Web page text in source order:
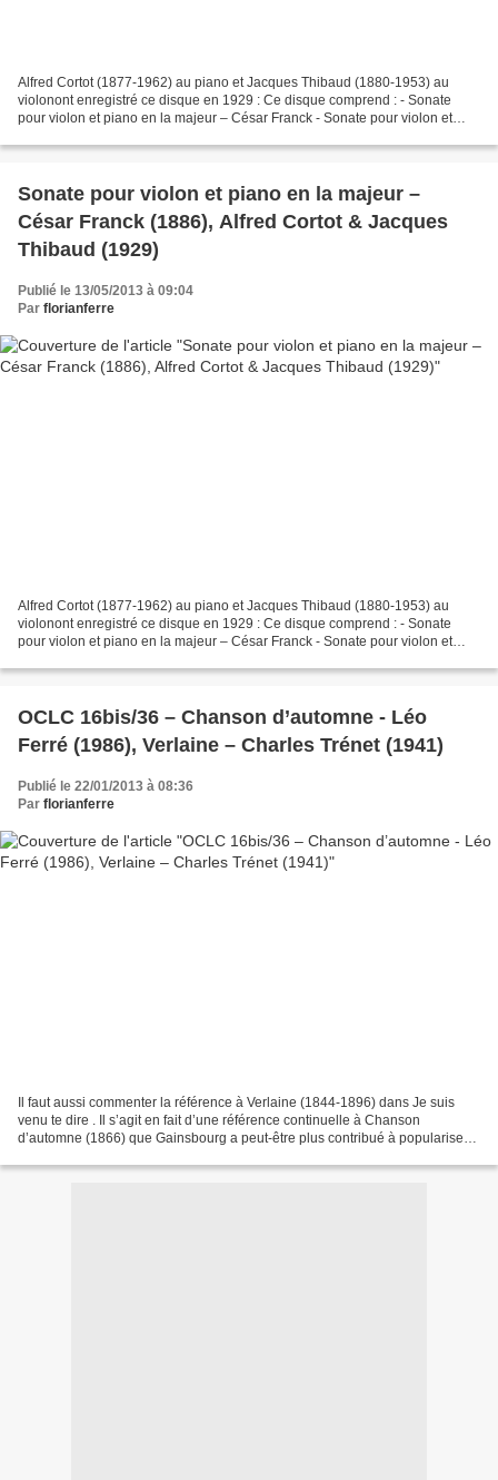
Alfred Cortot (1877-1962) au piano et Jacques Thibaud (1880-1953) au
violonont enregistré ce disque en 1929 : Ce disque comprend : - Sonate
pour violon et piano en la majeur – César Franck - Sonate pour violon et
Sonate pour violon et piano en la majeur –
César Franck (1886), Alfred Cortot & Jacques
Thibaud (1929)
Publié le 13/05/2013 à 09:04
Par florianferre
Alfred Cortot (1877-1962) au piano et Jacques Thibaud (1880-1953) au
violonont enregistré ce disque en 1929 : Ce disque comprend : - Sonate
pour violon et piano en la majeur – César Franck - Sonate pour violon et
OCLC 16bis/36 – Chanson d’automne - Léo
Ferré (1986), Verlaine – Charles Trénet (1941)
Publié le 22/01/2013 à 08:36
Par florianferre
Il faut aussi commenter la référence à Verlaine (1844-1896) dans Je suis
venu te dire . Il s’agit en fait d’une référence continuelle à Chanson
d’automne (1866) que Gainsbourg a peut-être plus contribué à populariser